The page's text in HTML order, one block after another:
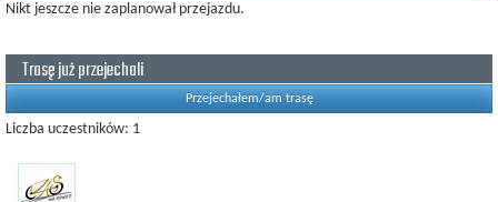
Nikt jeszcze nie zaplanował przejazdu.
Trasę już przejechali
Przejechałem/am trasę
Liczba uczestników: 1